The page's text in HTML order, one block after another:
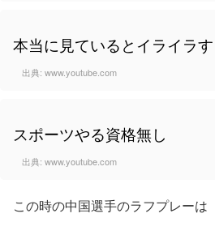
本当に見ているとイライラ
出典: www.youtube.com
スポーツやる資格無し
出典: www.youtube.com
この時の中国選手のラフプレーは